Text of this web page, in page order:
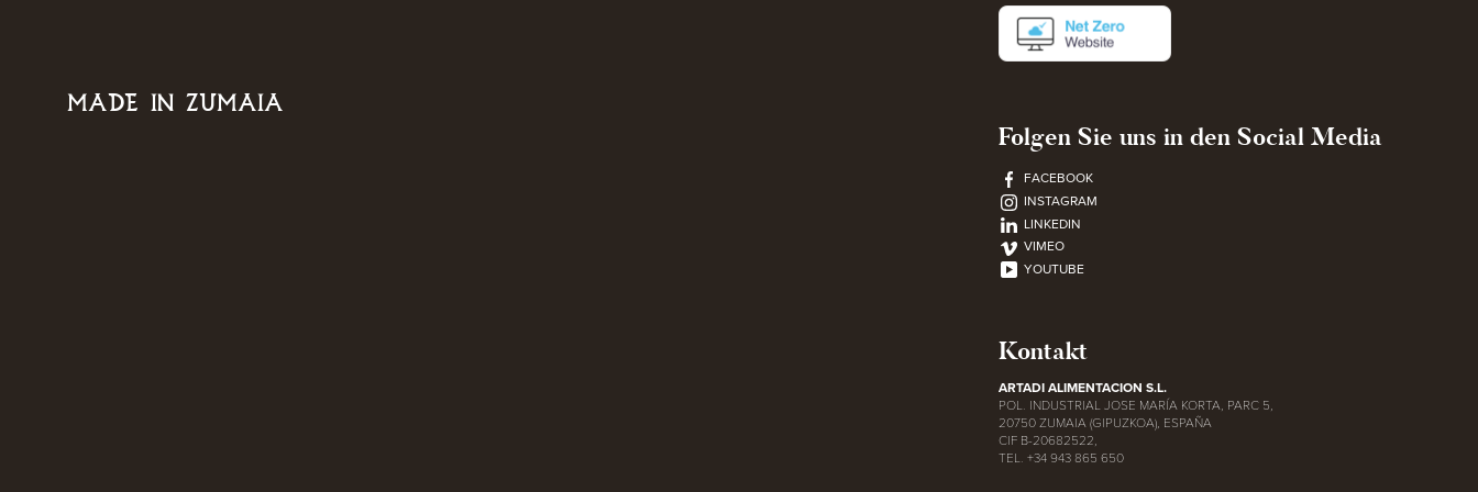
MADE IN ZUMAIA
Folgen Sie uns in den Social Media
FACEBOOK
INSTAGRAM
LINKEDIN
VIMEO
YOUTUBE
Kontakt
ARTADI ALIMENTACION S.L.
POL. INDUSTRIAL JOSE MARÍA KORTA, PARC 5,
20750 ZUMAIA (GIPUZKOA), ESPAÑA
CIF B-20682522,
TEL. +34 943 865 650